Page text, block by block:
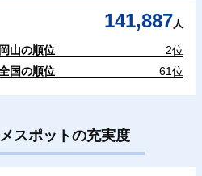
141,887 人
岡山の順位
2位
国の順位
61位
スポットの充実度